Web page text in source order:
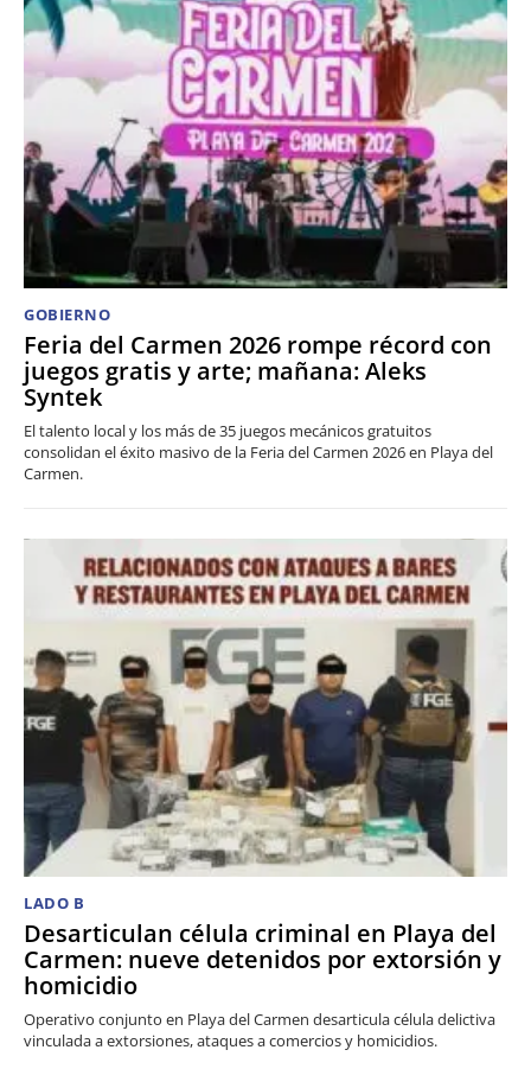
GOBIERNO
Feria del Carmen 2026 rompe récord con
juegos gratis y arte; mañana: Aleks
Syntek
El talento local y los más de 35 juegos mecánicos gratuitos
consolidan el éxito masivo de la Feria del Carmen 2026 en Playa del
Carmen.
LADO B
Desarticulan célula criminal en Playa del
Carmen: nueve detenidos por extorsión y
homicidio
Operativo conjunto en Playa del Carmen desarticula célula delictiva
vinculada a extorsiones, ataques a comercios y homicidios.